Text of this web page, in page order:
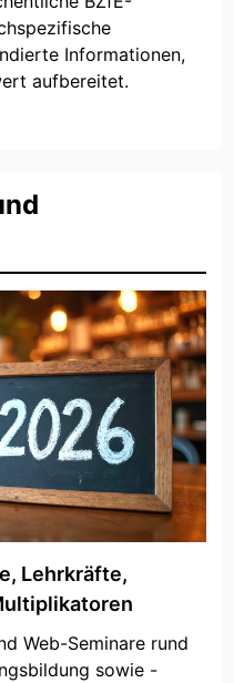
Informationen,
aufbereitet.
Lehrkräfte,
Web-Seminare rund
sowie -